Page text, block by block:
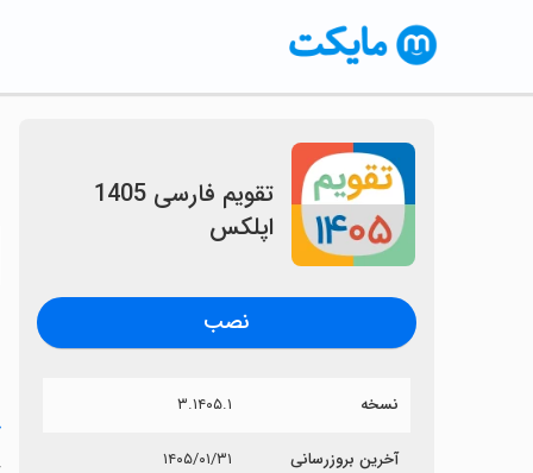
‏تقویم فارسی 1405
اپلکس
نصب
نسخه ۳.۱۴۰۵.۱
آخرین بروزرسانی ۱۴۰۵/۰۱/۳۱